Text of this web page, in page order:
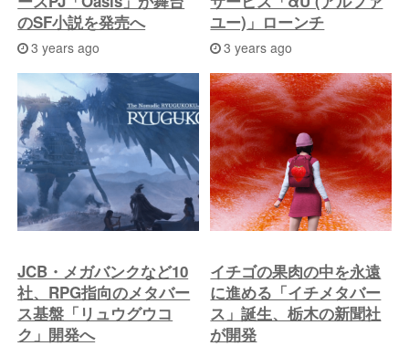
のSF小説を発売へ
3 years ago
ユー)」ローンチ
3 years ago
JCB・メガバンクなど10
社、RPG指向のメタバー
ス基盤「リュウグウコ
ク」開発へ
イチゴの果肉の中を永遠
に進める「イチメタバー
ス」誕生、栃木の新聞社
が開発